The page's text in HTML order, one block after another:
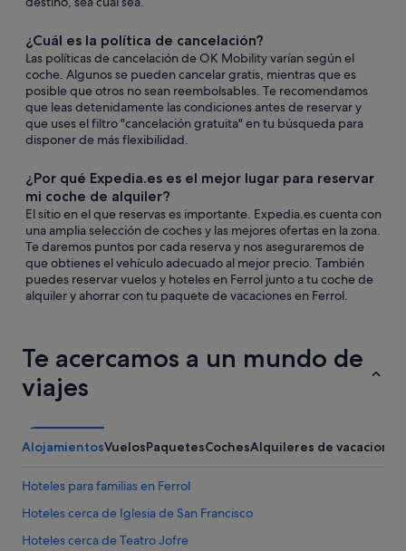
¿Cuál es la política de cancelación?
Las políticas de cancelación de OK Mobility varían según el
coche. Algunos se pueden cancelar gratis, mientras que es
posible que otros no sean reembolsables. Te recomendamos
que leas detenidamente las condiciones antes de reservar y
que uses el filtro "cancelación gratuita" en tu búsqueda para
disponer de más flexibilidad.
¿Por qué Expedia.es es el mejor lugar para reservar
mi coche de alquiler?
El sitio en el que reservas es importante. Expedia.es cuenta con
una amplia selección de coches y las mejores ofertas en la zona.
Te daremos puntos por cada reserva y nos aseguraremos de
que obtienes el vehículo adecuado al mejor precio. También
puedes reservar vuelos y hoteles en Ferrol junto a tu coche de
alquiler y ahorrar con tu paquete de vacaciones en Ferrol.
Te acercamos a un mundo de
viajes
AlojamientosVuelosPaquetesCochesAlquileres de vacaciones
Hoteles para familias en Ferrol
Hoteles cerca de Iglesia de San Francisco
Hoteles cerca de Teatro Jofre